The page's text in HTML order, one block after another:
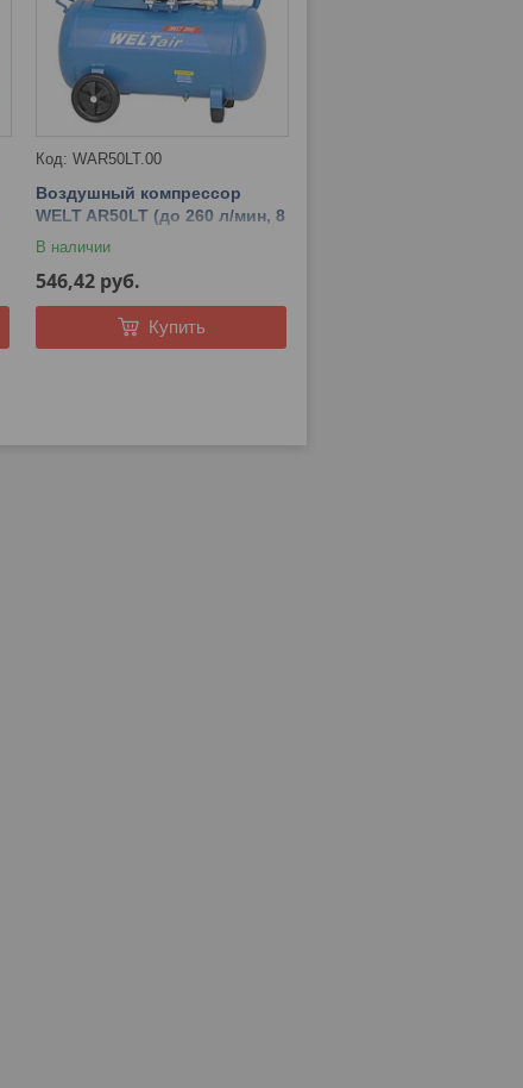
WAR50LT.00
Воздушный компрессор
WELT AR50LT (до 260 л/мин, 8
атм, 50 л, 230 В, 1.80 кВт)
В наличии
546,42 руб.
Купить